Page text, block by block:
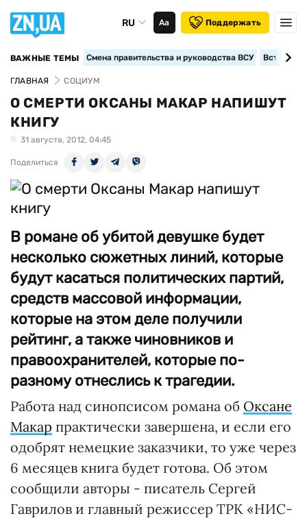
RU Аа Поддержать
ВАЖНЫЕ ТЕМЫ Смена правительства и руководства ВСУ
ГЛАВНАЯ СОЦИУМ
О СМЕРТИ ОКСАНЫ МАКАР НАПИШУТ
КНИГУ
31 августа, 2012, 04:45
Поделиться
В романе об убитой девушке будет
несколько сюжетных линий, которые
будут касаться политических партий,
средств массовой информации,
которые на этом деле получили
рейтинг, а также чиновников и
правоохранителей, которые по-
разному отнеслись к трагедии.
Работа над синопсисом романа об Оксане
Макар практически завершена, и если его
одобрят немецкие заказчики, то уже через
6 месяцев книга будет готова. Об этом
сообщили авторы - писатель Сергей
Гаврилов и главный режиссер ТРК «НИС-